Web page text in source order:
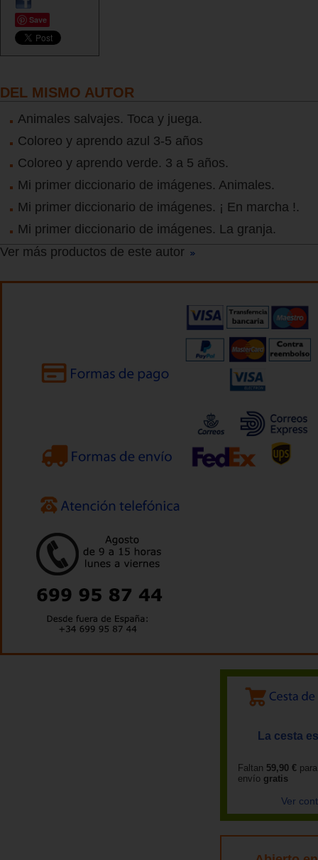
Save
DEL MISMO AUTOR
Animales salvajes. Toca y juega.
Coloreo y aprendo azul 3-5 años
Coloreo y aprendo verde. 3 a 5 años.
Mi primer diccionario de imágenes. Animales.
Mi primer diccionario de imágenes. ¡ En marcha !.
Mi primer diccionario de imágenes. La granja.
Ver más productos de este autor
La cesta
Faltan 59,90 €
envío gratis
Ver